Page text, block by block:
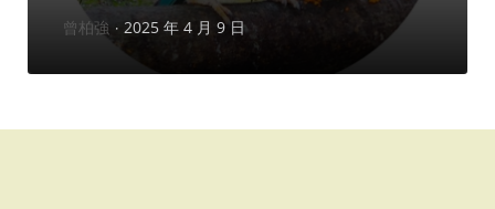
作
曾柏強 2025 年 4 月 9 日